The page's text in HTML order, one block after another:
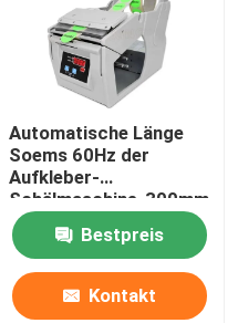
Automatische Länge
Soems 60Hz der
Aufkleber-
Schälmaschine-300mm
EINFACHE OPERATION
Bestpreis
Kontakt